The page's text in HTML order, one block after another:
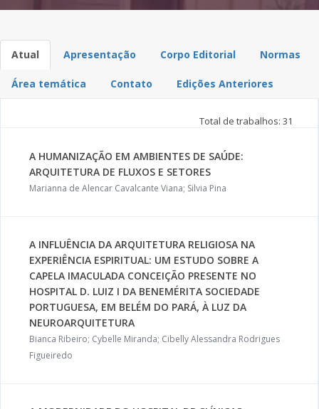
Atual Apresentação Corpo Editorial Normas
Área temática Contato Edições Anteriores
Total de trabalhos: 31
A HUMANIZAÇÃO EM AMBIENTES DE SAÚDE:
ARQUITETURA DE FLUXOS E SETORES
Marianna de Alencar Cavalcante Viana; Silvia Pina
A INFLUÊNCIA DA ARQUITETURA RELIGIOSA NA
EXPERIÊNCIA ESPIRITUAL: UM ESTUDO SOBRE A
CAPELA IMACULADA CONCEIÇÃO PRESENTE NO
HOSPITAL D. LUIZ I DA BENEMÉRITA SOCIEDADE
PORTUGUESA, EM BELÉM DO PARÁ, À LUZ DA
NEUROARQUITETURA
Bianca Ribeiro; Cybelle Miranda; Cibelly Alessandra Rodrigues
Figueiredo